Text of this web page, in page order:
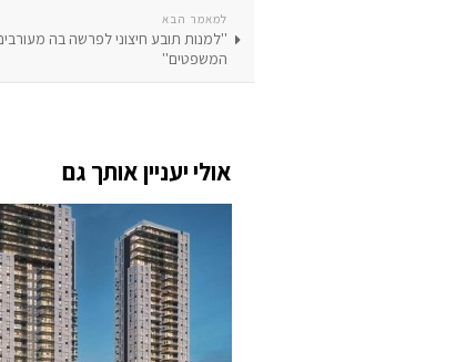
למאמר הבא
''למנות תובע חיצוני לפרשה בה
המשפטים''
אולי יעניין אותך גם